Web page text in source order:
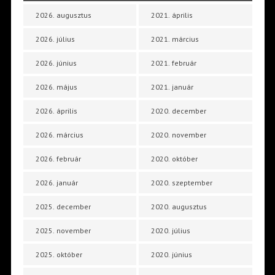
2026. augusztus
2026. július
2026. június
2026. május
2026. április
2026. március
2026. február
2026. január
2025. december
2025. november
2025. október
2021. április
2021. március
2021. február
2021. január
2020. december
2020. november
2020. október
2020. szeptember
2020. augusztus
2020. július
2020. június